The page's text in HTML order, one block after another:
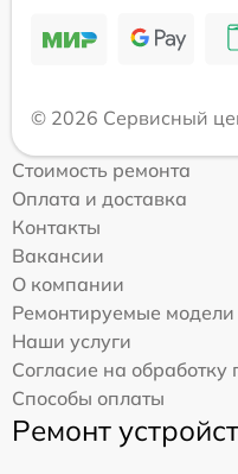
© 2026 Сервисный
Стоимость ремонта
Оплата и доставка
Контакты
Вакансии
О компании
Ремонтируемые модели
Наши услуги
Согласие на
Способы оплаты
Ремонт